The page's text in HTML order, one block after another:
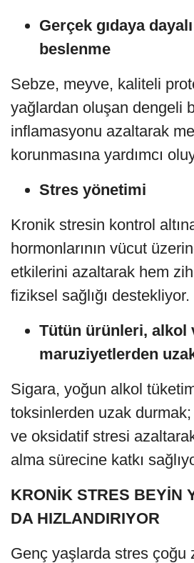
Gerçek gıdaya
beslenme
Sebze, meyve, kaliteli
yağlardan oluşan dengeli
inflamasyonu azaltarak
korunmasına yardımcı
Stres yönetimi
Kronik stresin kontrol
hormonlarının vücut
etkilerini azaltarak hem
fiziksel sağlığı destekliyor.
Tütün ürünleri, alkol
maruziyetlerden
Sigara, yoğun alkol
toksinlerden uzak durmak;
ve oksidatif stresi
alma sürecine katkı
KRONİK STRES BEYİN
DA HIZLANDIRIYOR
Genç yaşlarda stres çoğu